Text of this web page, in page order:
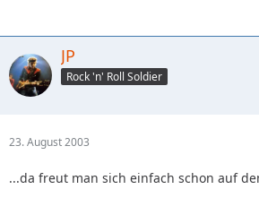
JP
Rock 'n' Roll Soldier
23. August 2003
...da freut man sich einfach schon auf